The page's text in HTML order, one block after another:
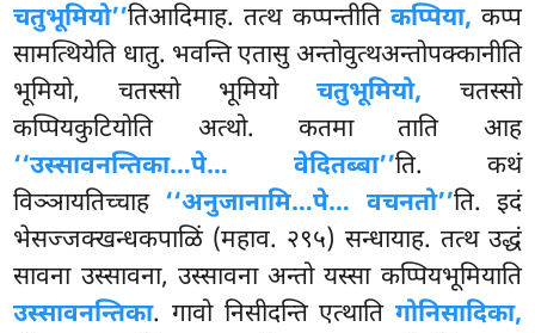
चतुभूमियो’’तिआदिमाह. तत्थ कप्पन्तीति कप्पिया, कप्प
सामत्थियेति धातु. भवन्ति एतासु अन्तोवुत्थअन्तोपक्कानीति
भूमियो, चतस्सो भूमियो चतुभूमियो, चतस्सो
कप्पियकुटियोति अत्थो. कतमा ताति आह
‘‘उस्सावनन्तिका…पे… वेदितब्बा’’ति. कथं
विञ्ञायतिच्चाह ‘‘अनुजानामि…पे… वचनतो’’ति. इदं
भेसज्जक्खन्धकपाळिं (महाव. २९५) सन्धायाह. तत्थ उद्धं
सावना उस्सावना, उस्सावना अन्तो यस्सा कप्पियभूमियाति
उस्सावनन्तिका. गावो निसीदन्ति एत्थाति गोनिसादिका,